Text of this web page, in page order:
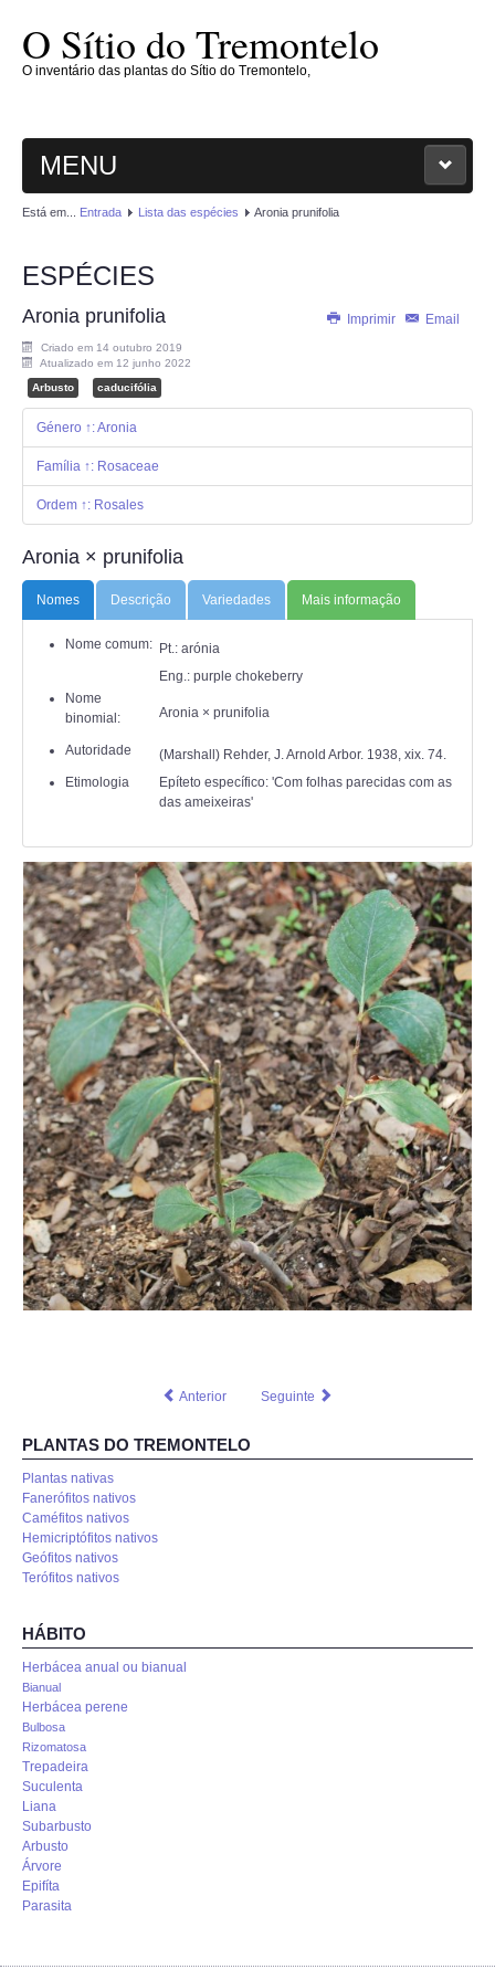
O Sítio do Tremontelo
O inventário das plantas do Sítio do Tremontelo,
MENU
ENTRADA
O SÍTIO
PLANTAE
MAGNOLIOPHYTAE
FUNGI
ANIMALIA
PROCESSOS
VISITAS
ACERCA DE
Está em... Entrada Lista das espécies Aronia prunifolia
ESPÉCIES
Imprimir Email
Aronia prunifolia
Criado em 14 outubro 2019
Atualizado em 12 junho 2022
Arbusto
caducifólia
Género ↑: Aronia
Família ↑: Rosaceae
Ordem ↑: Rosales
Aronia × prunifolia
Nomes Descrição Variedades Mais informação
Nome comum: Pt.: arónia
Eng.: purple chokeberry
Nome
binomial:
Aronia × prunifolia
Autoridade
(Marshall) Rehder, J. Arnold Arbor. 1938, xix. 74.
Etimologia
Epíteto específico: 'Com folhas parecidas com as
das ameixeiras'
Anterior Seguinte
PLANTAS DO TREMONTELO
Plantas nativas
Fanerófitos nativos
Caméfitos nativos
Hemicriptófitos nativos
Geófitos nativos
Terófitos nativos
HÁBITO
Herbácea anual ou bianual
Bianual
Herbácea perene
Bulbosa
Rizomatosa
Trepadeira
Suculenta
Liana
Subarbusto
Arbusto
Árvore
Epifíta
Parasita